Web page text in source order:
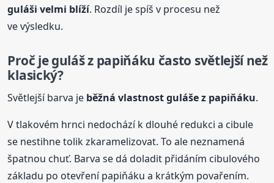
guláši velmi blíží. Rozdíl je spíš v procesu než
ve výsledku.
Proč jegulášz papiňáku často světlejší než
klasický?
Světlejší barva je běžná vlastnostguláše z papiňáku.
V tlakovém hrnci nedochází k dlouhé redukci a cibule
se nestihne tolik zkaramelizovat. To ale neznamená
špatnou chuť. Barva se dá doladit přidáním cibulového
základu po otevření papiňáku a krátkým povařením.